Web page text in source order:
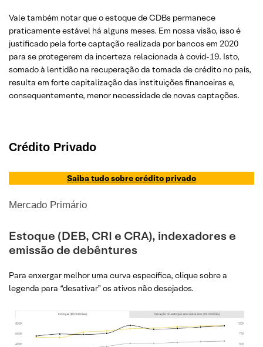
Vale também notar que o estoque de CDBs permanece
praticamente estável há alguns meses. Em nossa visão, isso é
justificado pela forte captação realizada por bancos em 2020
para se protegerem da incerteza relacionada à covid-19. Isto,
somado à lentidão na recuperação da tomada de crédito no país,
resulta em forte capitalização das instituições financeiras e,
consequentemente, menor necessidade de novas captações.
Crédito Privado
Saiba tudo sobre crédito privado
Mercado Primário
Estoque (DEB, CRI e CRA), indexadores e
emissão de debêntures
Para enxergar melhor uma curva específica, clique sobre a
legenda para “desativar” os ativos não desejados.